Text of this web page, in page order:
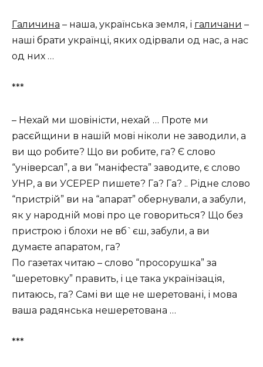
Галичина – наша, українська земля, і галичани –
наші брати українці, яких одірвали од нас, а нас
од них …
***
– Нехай ми шовіністи, нехай … Проте ми
расєйщини в нашій мові ніколи не заводили, а
ви що робите? Що ви робите, га? Є слово
“універсал”, а ви “маніфеста” заводите, є слово
УНР, а ви УСЕРЕР пишете? Га? Га? .. Рідне слово
“пристрій” ви на “апарат” обернували, а забули,
як у народній мові про це говориться? Що без
пристрою і блохи не вб`єш, забули, а ви
думаєте апаратом, га?
По газетах читаю – слово “просорушка” за
“шеретовку” править, і це така українізація,
питаюсь, га? Самі ви ще не шеретовані, і мова
ваша радянська нешеретована …
***